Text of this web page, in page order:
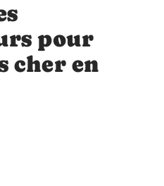
pour
cher en